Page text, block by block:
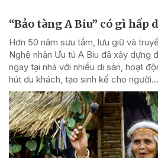
“Bảo tàng A Biu” có gì hấp
Hơn 50 năm sưu tầm, lưu giữ và
Nghệ nhân Ưu tú A Biu đã xây dựng
ngay tại nhà với nhiều di sản, hoạt
hút du khách, tạo sinh kế cho người...